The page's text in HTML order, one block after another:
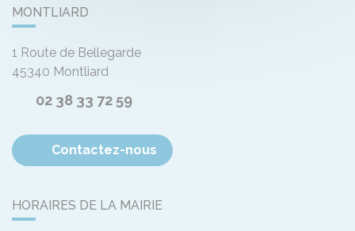
MONTLIARD
1 Route de Bellegarde
45340 Montliard
02 38 33 72 59
Contactez-nous
HORAIRES DE LA MAIRIE